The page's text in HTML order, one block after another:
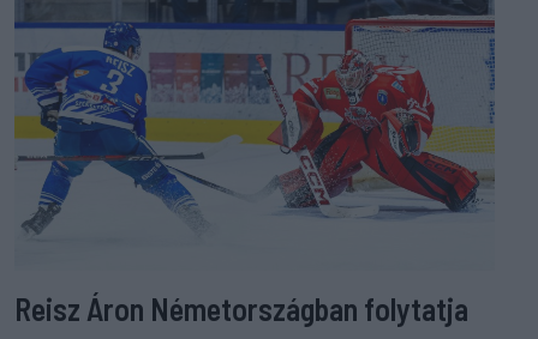
Reisz Áron Németországban folytatja